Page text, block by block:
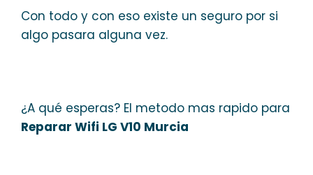
Con todo y con eso existe un seguro por si
algo pasara alguna vez.
¿A qué esperas? El metodo mas rapido para
Reparar Wifi LG V10 Murcia